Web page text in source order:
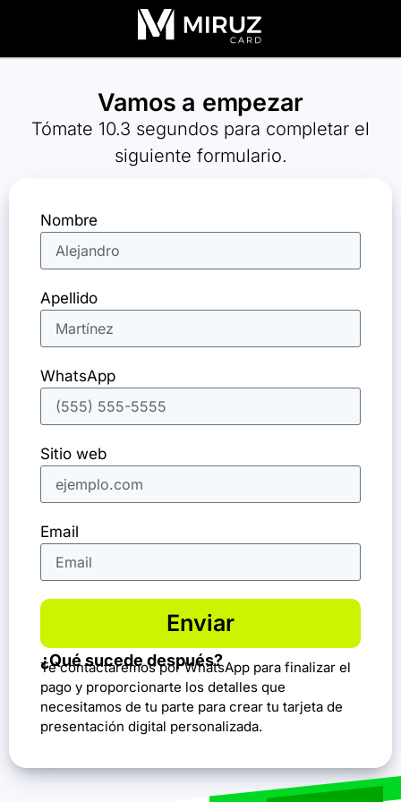
Vamos a empezar
Tómate 10.3 segundos para completar el
siguiente formulario.
Nombre
Apellido
WhatsApp
Sitio web
Email
Enviar
¿Qué sucede después?
Te contactaremos por WhatsApp para finalizar el
pago y proporcionarte los detalles que
necesitamos de tu parte para crear tu tarjeta de
presentación digital personalizada.